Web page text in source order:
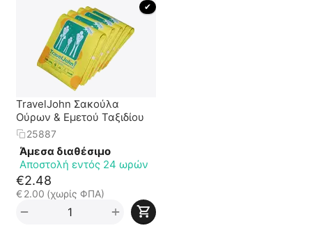
✔
TravelJohn Σακούλα
Ούρων & Εμετού Ταξιδίου
25887
Άμεσα διαθέσιμο
Αποστολή εντός 24 ωρών
€2.48
€ 2.00 (χωρίς ΦΠΑ)
+
−